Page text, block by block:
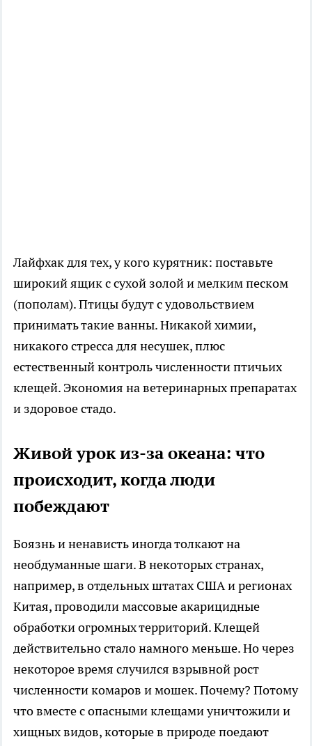
Лайфхак для тех, у кого курятник: поставьте
широкий ящик с сухой золой и мелким песком
(пополам). Птицы будут с удовольствием
принимать такие ванны. Никакой химии,
никакого стресса для несушек, плюс
естественный контроль численности птичьих
клещей. Экономия на ветеринарных препаратах
и здоровое стадо.
Живой урок из-за океана: что
происходит, когда люди
побеждают
Боязнь и ненависть иногда толкают на
необдуманные шаги. В некоторых странах,
например, в отдельных штатах США и регионах
Китая, проводили массовые акарицидные
обработки огромных территорий. Клещей
действительно стало намного меньше. Но через
некоторое время случился взрывной рост
численности комаров и мошек. Почему? Потому
что вместе с опасными клещами уничтожили и
хищных видов, которые в природе поедают